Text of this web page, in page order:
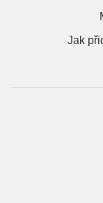
Jak